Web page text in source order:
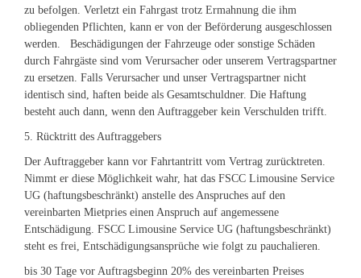
zu befolgen. Verletzt ein Fahrgast trotz Ermahnung die ihm
obliegenden Pflichten, kann er von der Beförderung ausgeschlossen
werden. Beschädigungen der Fahrzeuge oder sonstige Schäden
durch Fahrgäste sind vom Verursacher oder unserem Vertragspartner
zu ersetzen. Falls Verursacher und unser Vertragspartner nicht
identisch sind, haften beide als Gesamtschuldner. Die Haftung
besteht auch dann, wenn den Auftraggeber kein Verschulden trifft.
5. Rücktritt des Auftraggebers
Der Auftraggeber kann vor Fahrtantritt vom Vertrag zurücktreten.
Nimmt er diese Möglichkeit wahr, hat das FSCC Limousine Service
UG (haftungsbeschränkt) anstelle des Anspruches auf den
vereinbarten Mietpries einen Anspruch auf angemessene
Entschädigung. FSCC Limousine Service UG (haftungsbeschränkt)
steht es frei, Entschädigungsansprüche wie folgt zu pauchalieren.
bis 30 Tage vor Auftragsbeginn 20% des vereinbarten Preises